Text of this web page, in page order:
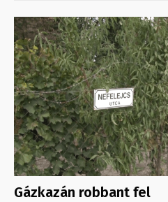
Gázkazán robbant fel